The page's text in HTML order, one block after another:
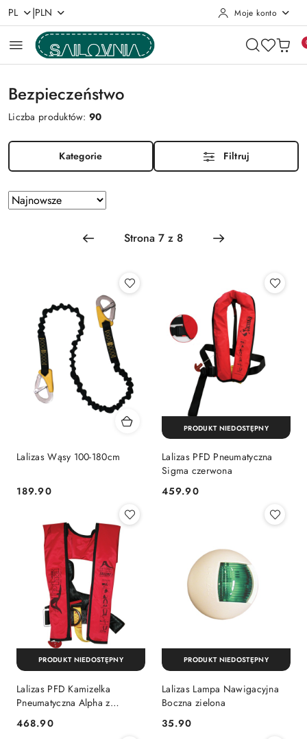
Przejdź do treści głównej
Przejdź do wyszukiwarki
Przejdź do moje konto
Przejdź do menu głównego
Przejdź do stopki
PL |PLN Moje konto
Bezpieczeństwo
Liczba produktów:90
Kategorie Filtruj
Zastosowano
sortowanie:
Sortuj
według
Lalizas Wąsy 100-180cm
Cena:
189.90
Lalizas PFD Pneumatyczna
Sigma czerwona
Cena:
459.90
PRODUKT NIEDOSTĘPNY
Lalizas PFD Kamizelka
Pneumatyczna Alpha z
Cena:
468.90
PRODUKT NIEDOSTĘPNY
Lalizas Lampa Nawigacyjna
Boczna zielona
Cena:
35.90
PRODUKT NIEDOSTĘPNY